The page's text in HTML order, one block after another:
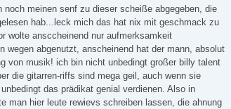
noch meinen senf zu dieser scheiße abgegeben, die
hab...leck mich das hat nix mit geschmack zu
wolte ansccheinend nur aufmerksamkeit
wegen abgenutzt, anscheinend hat der mann, absolut
von musik! ich bin nicht unbedingt großer billy talent
die gitarren-riffs sind mega geil, auch wenn sie
das prädikat genial verdienen. Also in
man hier leute rewievs schreiben lassen, die ahnung